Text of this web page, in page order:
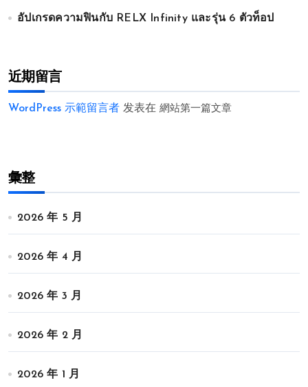
อัปเกรดความฟินกับ RELX Infinity และรุ่น 6 ตัวท็อป
近期留言
WordPress 示範留言者 发表在 網站第一篇文章
彙整
2026 年 5 月
2026 年 4 月
2026 年 3 月
2026 年 2 月
2026 年 1 月